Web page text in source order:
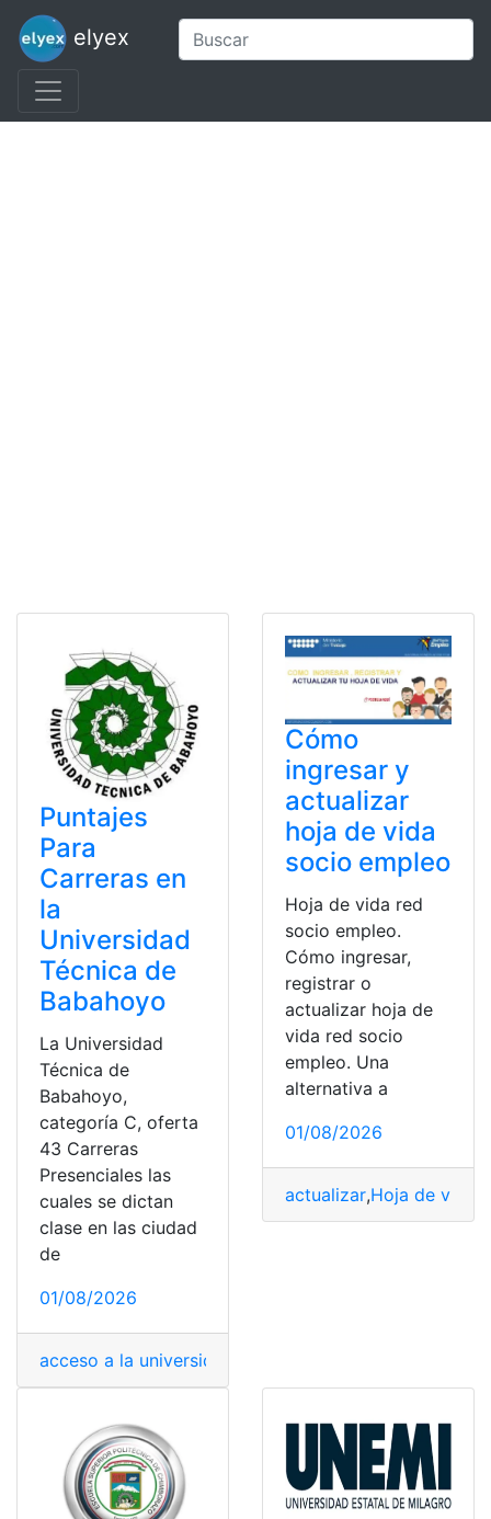
elyex
Puntajes
Para
Carreras en
la
Universidad
Técnica de
Babahoyo
La Universidad
Técnica de
Babahoyo,
categoría C, oferta
43 Carreras
Presenciales las
cuales se dictan
clase en las ciudad
de
01/08/2026
acceso a la universidad
Cómo
ingresar y
actualizar
hoja de vida
socio empleo
Hoja de vida red
socio empleo.
Cómo ingresar,
registrar o
actualizar hoja de
vida red socio
empleo. Una
alternativa a
01/08/2026
actualizar,Hoja de vida